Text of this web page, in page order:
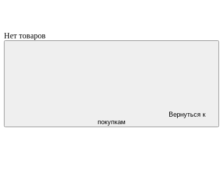
Нет товаров
Вернуться к
покупкам